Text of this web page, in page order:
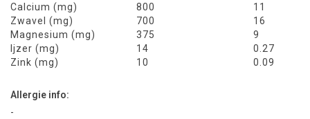
Calcium (mg)
800
11
Zwavel (mg)
700
16
Magnesium (mg)
375
9
Ijzer (mg)
14
0.27
Zink (mg)
10 0.09
Allergie info:
-